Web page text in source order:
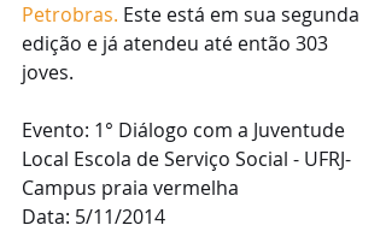
Petrobras. Este está em sua segunda
edição e já atendeu até então 303
joves.
Evento: 1° Diálogo com a Juventude
Local Escola de Serviço Social - UFRJ-
Campus praia vermelha
Data: 5/11/2014